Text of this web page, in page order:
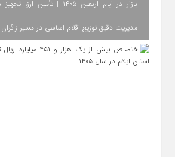
بازار در ایام اربعین ۱۴۰۵ |
مدیریت دقیق توزیع اقلام اساسی در مسیر زائران